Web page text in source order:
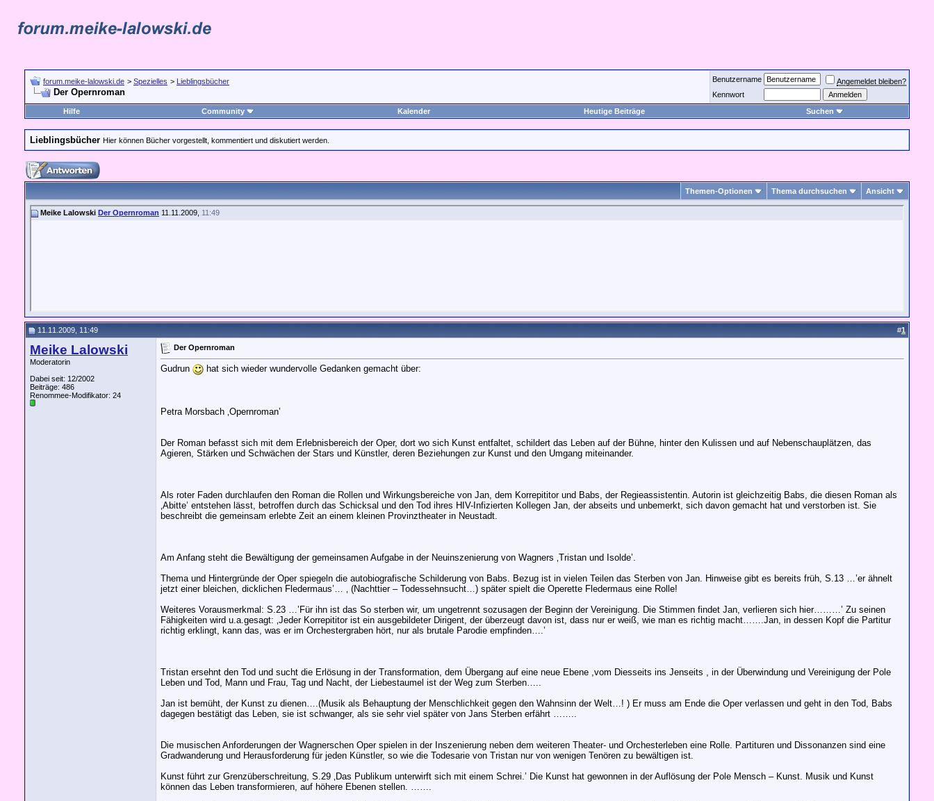
forum.meike-lalowski.de > Spezielles > Lieblingsbücher
Der Opernroman
Benutzername
Angemeldet bleiben?
Kennwort
Hilfe
Community Kalender Heutige Beiträge Suchen
Lieblingsbücher Hier können Bücher vorgestellt, kommentiert und diskutiert werden.
Themen-Optionen Thema durchsuchen Ansicht
Meike Lalowski Der Opernroman 11.11.2009, 11:49
11.11.2009, 11:49 #1
Meike Lalowski
Moderatorin
Dabei seit: 12/2002
Beiträge: 486
Renommee-Modifikator: 24
Der Opernroman
Gudrun hat sich wieder wundervolle Gedanken gemacht über:
Petra Morsbach ‚Opernroman’
Der Roman befasst sich mit dem Erlebnisbereich der Oper, dort wo sich Kunst entfaltet, schildert das Leben auf der Bühne, hinter den Kulissen und auf Nebenschauplätzen, das
Agieren, Stärken und Schwächen der Stars und Künstler, deren Beziehungen zur Kunst und den Umgang miteinander.
Als roter Faden durchlaufen den Roman die Rollen und Wirkungsbereiche von Jan, dem Korrepititor und Babs, der Regieassistentin. Autorin ist gleichzeitig Babs, die diesen Roman als
‚Abitte’ entstehen lässt, betroffen durch das Schicksal und den Tod ihres HIV-Infizierten Kollegen Jan, der abseits und unbemerkt, sich davon gemacht hat und verstorben ist. Sie
beschreibt die gemeinsam erlebte Zeit an einem kleinen Provinztheater in Neustadt.
Am Anfang steht die Bewältigung der gemeinsamen Aufgabe in der Neuinszenierung von Wagners ‚Tristan und Isolde’.
Thema und Hintergründe der Oper spiegeln die autobiografische Schilderung von Babs. Bezug ist in vielen Teilen das Sterben von Jan. Hinweise gibt es bereits früh, S.13 …’er ähnelt
jetzt einer bleichen, dicklichen Fledermaus’… ‚ (Nachttier – Todessehnsucht…) später spielt die Operette Fledermaus eine Rolle!
Weiteres Vorausmerkmal: S.23 …’Für ihn ist das So sterben wir, um ungetrennt sozusagen der Beginn der Vereinigung. Die Stimmen findet Jan, verlieren sich hier………’ Zu seinen
Fähigkeiten wird u.a.gesagt: ‚Jeder Korrepititor ist ein ausgebildeter Dirigent, der überzeugt davon ist, dass nur er weiß, wie man es richtig macht…….Jan, in dessen Kopf die Partitur
richtig erklingt, kann das, was er im Orchestergraben hört, nur als brutale Parodie empfinden….’
Tristan ersehnt den Tod und sucht die Erlösung in der Transformation, dem Übergang auf eine neue Ebene ,vom Diesseits ins Jenseits , in der Überwindung und Vereinigung der Pole
Leben und Tod, Mann und Frau, Tag und Nacht, der Liebestaumel ist der Weg zum Sterben…..
Jan ist bemüht, der Kunst zu dienen….(Musik als Behauptung der Menschlichkeit gegen den Wahnsinn der Welt…! ) Er muss am Ende die Oper verlassen und geht in den Tod, Babs
dagegen bestätigt das Leben, sie ist schwanger, als sie sehr viel später von Jans Sterben erfährt ……..
Die musischen Anforderungen der Wagnerschen Oper spielen in der Inszenierung neben dem weiteren Theater- und Orchesterleben eine Rolle. Partituren und Dissonanzen sind eine
Gradwanderung und Herausforderung für jeden Künstler, so wie die Todesarie von Tristan nur von wenigen Tenören zu bewältigen ist.
Kunst führt zur Grenzüberschreitung, S.29 ‚Das Publikum unterwirft sich mit einem Schrei.’ Die Kunst hat gewonnen in der Auflösung der Pole Mensch – Kunst. Musik und Kunst
können das Leben transformieren, auf höhere Ebenen stellen. …….